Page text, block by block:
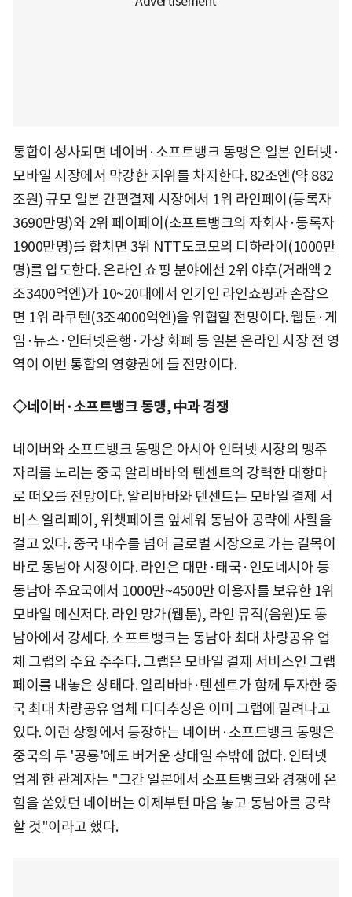
통합이 성사되면 네이버·소프트뱅크 동맹은 일본 인터넷·
모바일 시장에서 막강한 지위를 차지한다. 82조엔(약 882
조원) 규모 일본 간편결제 시장에서 1위 라인페이(등록자
3690만명)와 2위 페이페이(소프트뱅크의 자회사·등록자
1900만명)를 합치면 3위 NTT도코모의 디하라이(1000만
명)를 압도한다. 온라인 쇼핑 분야에선 2위 야후(거래액 2
조3400억엔)가 10~20대에서 인기인 라인쇼핑과 손잡으
면 1위 라쿠텐(3조4000억엔)을 위협할 전망이다. 웹툰·게
임·뉴스·인터넷은행·가상 화폐 등 일본 온라인 시장 전 영
역이 이번 통합의 영향권에 들 전망이다.
◇네이버·소프트뱅크 동맹, 中과 경쟁
네이버와 소프트뱅크 동맹은 아시아 인터넷 시장의 맹주
자리를 노리는 중국 알리바바와 텐센트의 강력한 대항마
로 떠오를 전망이다. 알리바바와 텐센트는 모바일 결제 서
비스 알리페이, 위챗페이를 앞세워 동남아 공략에 사활을
걸고 있다. 중국 내수를 넘어 글로벌 시장으로 가는 길목이
바로 동남아 시장이다. 라인은 대만·태국·인도네시아 등
동남아 주요국에서 1000만~4500만 이용자를 보유한 1위
모바일 메신저다. 라인 망가(웹툰), 라인 뮤직(음원)도 동
남아에서 강세다. 소프트뱅크는 동남아 최대 차량공유 업
체 그랩의 주요 주주다. 그랩은 모바일 결제 서비스인 그랩
페이를 내놓은 상태다. 알리바바·텐센트가 함께 투자한 중
국 최대 차량공유 업체 디디추싱은 이미 그랩에 밀려나고
있다. 이런 상황에서 등장하는 네이버·소프트뱅크 동맹은
중국의 두 '공룡'에도 버거운 상대일 수밖에 없다. 인터넷
업계 한 관계자는 "그간 일본에서 소프트뱅크와 경쟁에 온
힘을 쏟았던 네이버는 이제부턴 마음 놓고 동남아를 공략
할 것"이라고 했다.